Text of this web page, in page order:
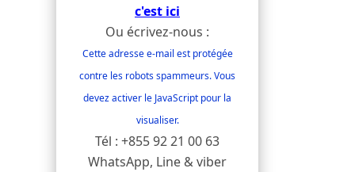
c'est ici
Ou écrivez-nous :
Cette adresse e-mail est protégée
contre les robots spammeurs. Vous
devez activer le JavaScript pour la
visualiser.
Tél : +855 92 21 00 63
WhatsApp, Line & viber